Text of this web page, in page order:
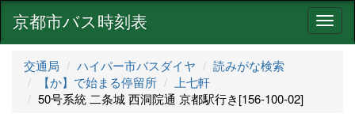
ナ
ビ
京都市バス時刻表
交通局 ハイパー市バスダイヤ
読みがな検索
【か】で始まる停留所
上七軒
50号系統 二条城 西洞院通 京都駅行き[156-100-02]